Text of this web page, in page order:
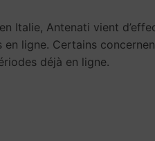
Italie, Antenati vient
ligne. Certains
déjà en ligne.